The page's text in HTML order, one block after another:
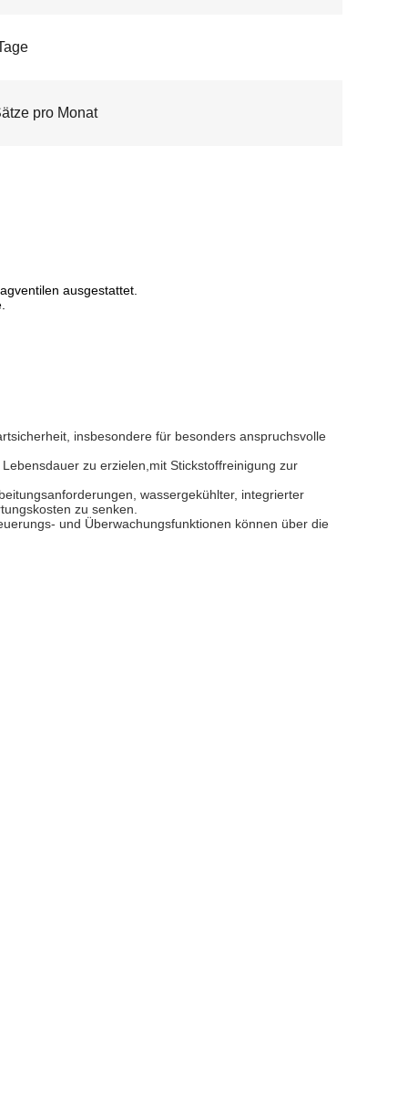
pro Monat
ausgestattet.
insbesondere für besonders anspruchsvolle
zu erzielen,mit Stickstoffreinigung zur
wassergekühlter, integrierter
zu senken.
und Überwachungsfunktionen können über die